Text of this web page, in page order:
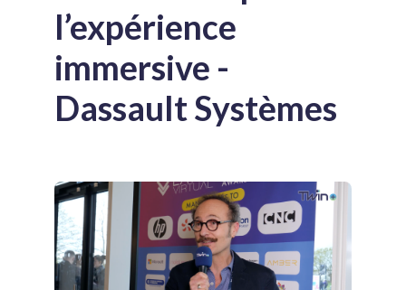
l’expérience
immersive -
Dassault Systèmes